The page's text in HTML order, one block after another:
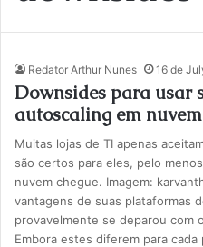
Redator Arthur Nunes 16 de
Downsides para usar
autoscaling em nuvem
Muitas lojas de TI apenas
são certos para eles, pelo
nuvem chegue. Imagem:
vantagens de suas plataformas
provavelmente se deparou com
Embora estes diferem para